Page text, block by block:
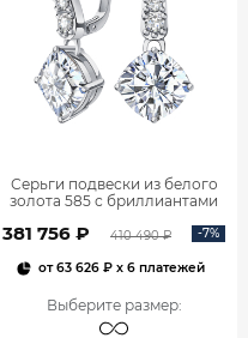
Серьги подвески из белого
золота 585 с бриллиантами
381 756 ₽ 410 490 ₽ -7%
от63 626 ₽x 6 платежей
Выберите размер: